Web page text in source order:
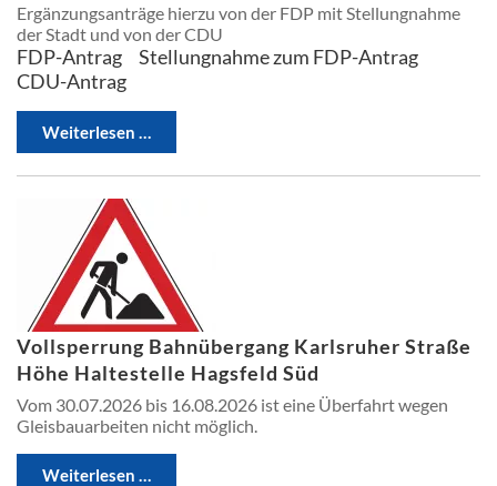
Ergänzungsanträge hierzu von der FDP mit Stellungnahme
der Stadt und von der CDU
FDP-Antrag
Stellungnahme zum FDP-Antrag
CDU-Antrag
Weiterlesen …
Vollsperrung Bahnübergang Karlsruher Straße
Höhe Haltestelle Hagsfeld Süd
Vom 30.07.2026 bis 16.08.2026 ist eine Überfahrt wegen
Gleisbauarbeiten nicht möglich.
Weiterlesen …